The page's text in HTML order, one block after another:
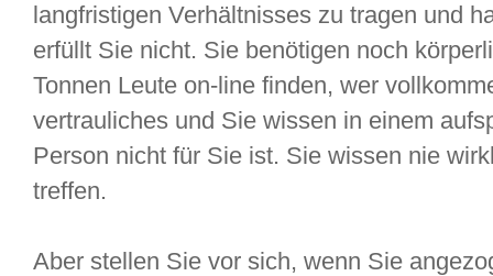
langfristigen Verhältnisses zu tragen und
erfüllt Sie nicht. Sie benötigen noch
Tonnen Leute on-line finden, wer
vertrauliches und Sie wissen in einem
Person nicht für Sie ist. Sie wissen nie
treffen.
Aber stellen Sie vor sich, wenn Sie